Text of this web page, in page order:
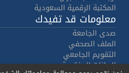
المكتبة الرقمية السعودية
معلومات قد تفيدك
صدى الجامعة
الملف الصحفي
التقويم الجامعي
البيانات المفتوحة